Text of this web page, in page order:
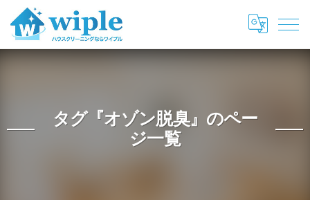
タグ『オゾン脱臭』のペー
ジ一覧